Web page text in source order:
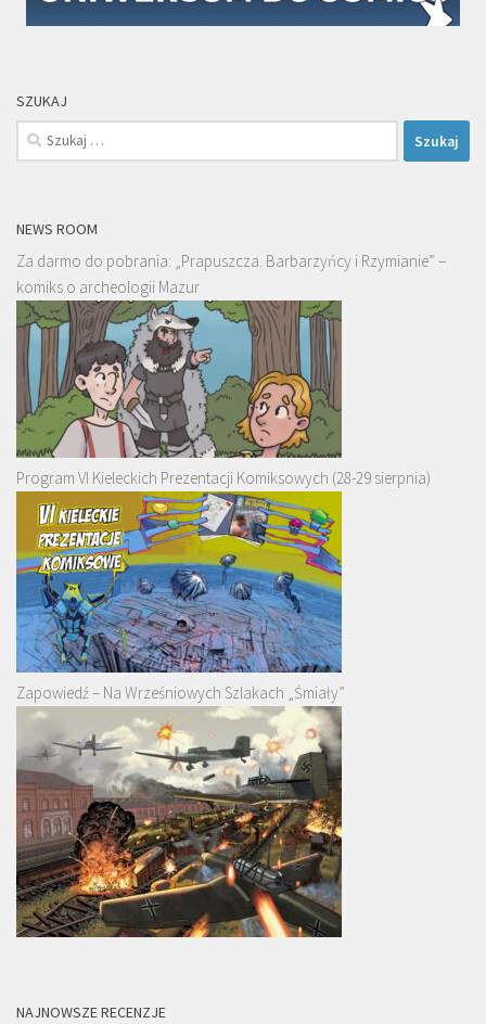
SZUKAJ
Szukaj:
NEWS ROOM
Za darmo do pobrania: „Prapuszcza. Barbarzyńcy i Rzymianie” –
komiks o archeologii Mazur
Program VI Kieleckich Prezentacji Komiksowych (28-29 sierpnia)
Zapowiedź – Na Wrześniowych Szlakach „Śmiały”
NAJNOWSZE RECENZJE